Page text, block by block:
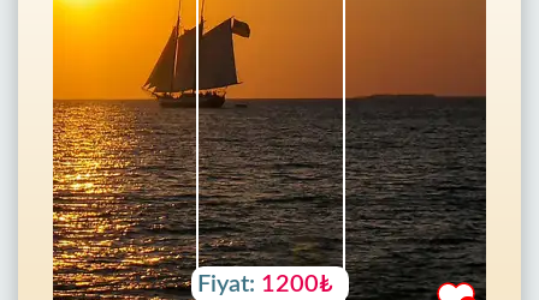
Fiyat: 1200₺